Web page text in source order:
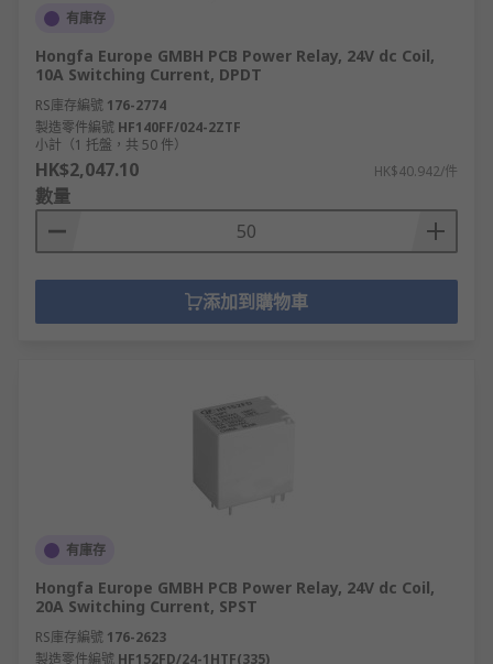
有庫存
Hongfa Europe GMBH PCB Power Relay, 24V dc Coil,
10A Switching Current, DPDT
RS庫存編號 176-2774
製造零件編號 HF140FF/024-2ZTF
小計（1 托盤，共 50 件）
HK$2,047.10 HK$40.942/件
數量
添加到購物車
有庫存
Hongfa Europe GMBH PCB Power Relay, 24V dc Coil,
20A Switching Current, SPST
RS庫存編號 176-2623
製造零件編號 HF152FD/24-1HTF(335)